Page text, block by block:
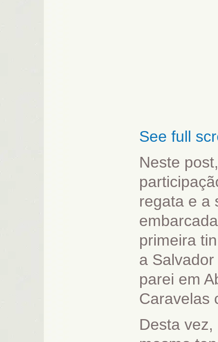
See full
Neste
regata e a
primeira
a
parei em
Caravelas
Desta